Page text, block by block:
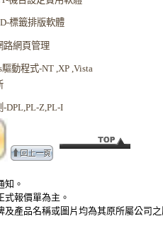
標籤排版軟體
路網頁管理
驅動程式-NT ,XP ,Vista
-DPL,PL-Z,PL-I
知。
式報價單為主。
及產品名稱或圖片均為其原所屬公司